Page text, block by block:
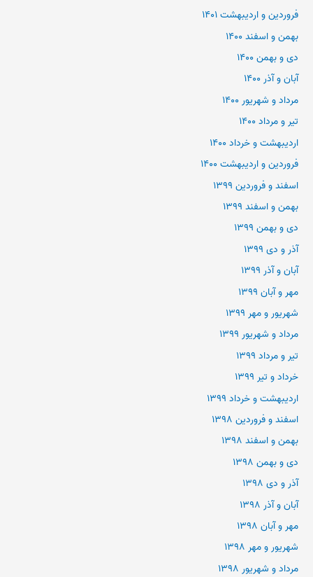
فروردین و اردیبهشت ۱۴۰۱
بهمن و اسفند ۱۴۰۰
دی و بهمن ۱۴۰۰
آبان و آذر ۱۴۰۰
مرداد و شهریور ۱۴۰۰
تیر و مرداد ۱۴۰۰
اردیبهشت و خرداد ۱۴۰۰
فروردین و اردیبهشت ۱۴۰۰
اسفند و فروردین ۱۳۹۹
بهمن و اسفند ۱۳۹۹
دی و بهمن ۱۳۹۹
آذر و دی ۱۳۹۹
آبان و آذر ۱۳۹۹
مهر و آبان ۱۳۹۹
شهریور و مهر ۱۳۹۹
مرداد و شهریور ۱۳۹۹
تیر و مرداد ۱۳۹۹
خرداد و تیر ۱۳۹۹
اردیبهشت و خرداد ۱۳۹۹
اسفند و فروردین ۱۳۹۸
بهمن و اسفند ۱۳۹۸
دی و بهمن ۱۳۹۸
آذر و دی ۱۳۹۸
آبان و آذر ۱۳۹۸
مهر و آبان ۱۳۹۸
شهریور و مهر ۱۳۹۸
مرداد و شهریور ۱۳۹۸